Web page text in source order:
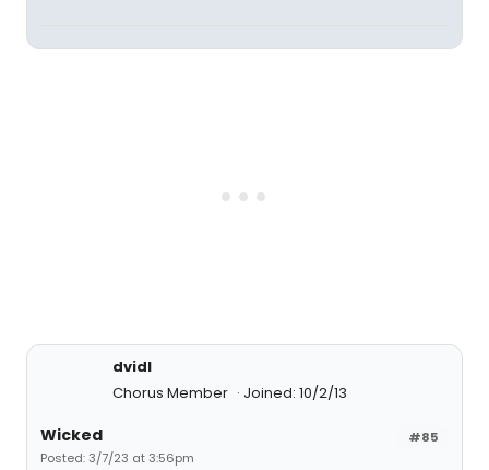
dvidl
Chorus Member
Joined: 10/2/13
#85
Wicked
Posted: 3/7/23 at 3:56pm